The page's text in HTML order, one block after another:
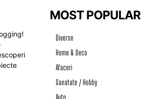
MOST POPULAR
Diverse
Home & Deco
Afaceri
Sanatate / Hobby
Auto